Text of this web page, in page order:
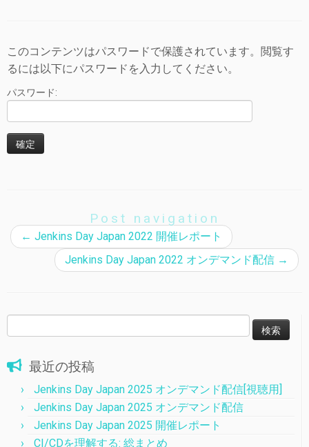
このコンテンツはパスワードで保護されています。閲覧す
るには以下にパスワードを入力してください。
パスワード:
Post navigation
← Jenkins Day Japan 2022 開催レポート
Jenkins Day Japan 2022 オンデマンド配信 →
索:
最近の投稿
Jenkins Day Japan 2025 オンデマンド配信[視聴用]
Jenkins Day Japan 2025 オンデマンド配信
Jenkins Day Japan 2025 開催レポート
CI/CDを理解する: 総まとめ